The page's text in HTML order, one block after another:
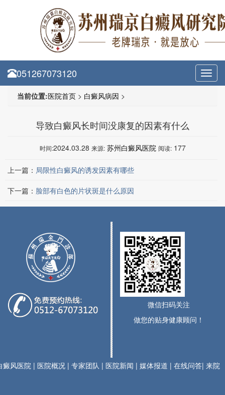
051267073120
当前位置:医院首页 > 白癜风病因 >
导致白癜风长时间没康复的因素有什么
时间:2024.03.28 来源: 苏州白癜风医院 阅读: 177
上一篇： 局限性白癜风的诱发因素有哪些
下一篇： 脸部有白色的片状斑是什么原因
微信扫码关注
做您的贴身健康顾问！
癜风医院 | 医院概况 |专家团队 | 医院新闻 |媒体报道 |在线问答|来院